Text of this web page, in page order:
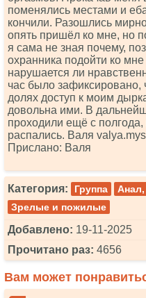
поменялись местами и
кончили. Разошлись
опять пришёл ко мне, но
я сама не зная почему,
охранника подойти ко
нарушается ли
час было зафиксировано,
долях доступ к моим
довольна ими. В
проходили ещё с
распались. Валя
Прислано: Валя
Категория: Группа
Анал,
Зрелые и пожилые
Добавлено: 19-11-2025
Прочитано раз: 4656
Вам может